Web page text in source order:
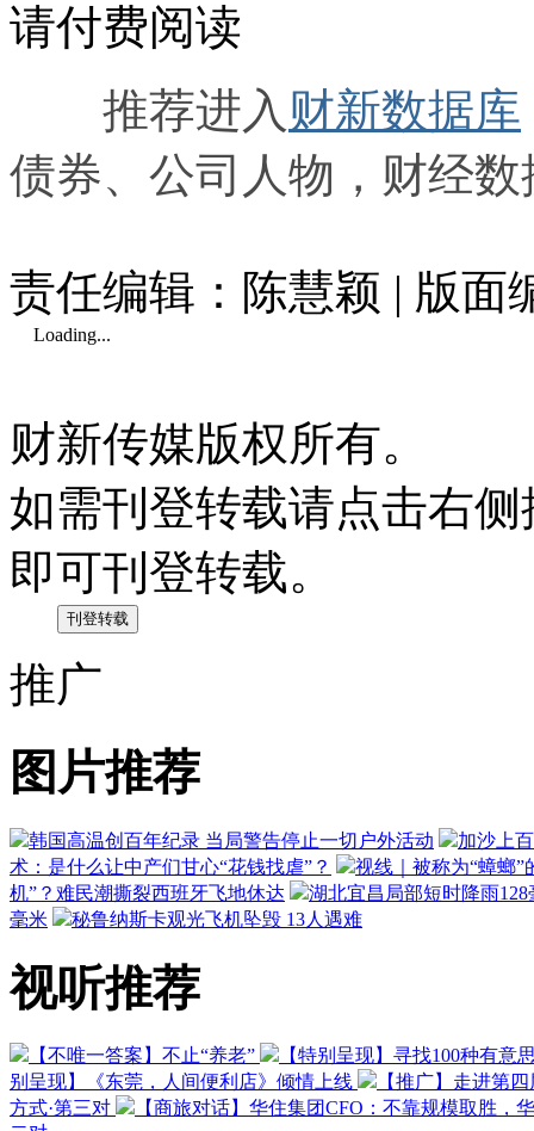
请付费阅读
推荐进入 财新数据库
债券、公司人物，财经
责任编辑：陈慧颖 | 版面
Loading...
财新传媒版权所有。
如需刊登转载请点击右
即可刊登转载。
推广
图片推荐
韩国高温创百年纪录 当局警告停止一切户外活动
加沙上
术：是什么让中产们甘心“花钱找虐”？
视线｜被称为“蟑螂
机”？难民潮撕裂西班牙飞地休达
湖北宜昌局部短时降雨
毫米
秘鲁纳斯卡观光飞机坠毁 13人遇难
视听推荐
【不唯一答案】不止“养老”
【特别呈现】寻找100种有意
别呈现】《东莞，人间便利店》倾情上线
【推广】走进第
方式·第三对
【商旅对话】华住集团CFO：不靠规模取胜，